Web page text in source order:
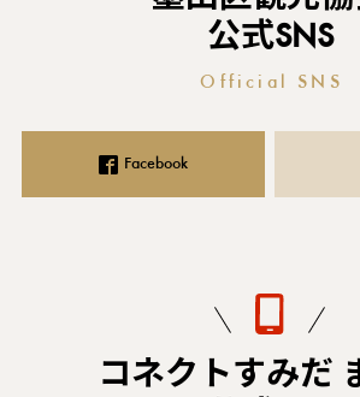
公式SNS
Official SNS
Facebook
コネクトすみだ